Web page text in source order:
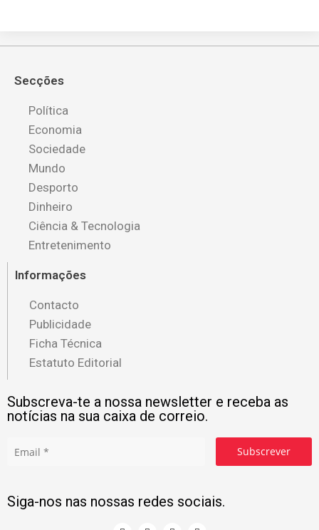
Secções
Política
Economia
Sociedade
Mundo
Desporto
Dinheiro
Ciência & Tecnologia
Entretenimento
Informações
Contacto
Publicidade
Ficha Técnica
Estatuto Editorial
Subscreva-te a nossa newsletter e receba as
notícias na sua caixa de correio.
Subscrever
Siga-nos nas nossas redes sociais.